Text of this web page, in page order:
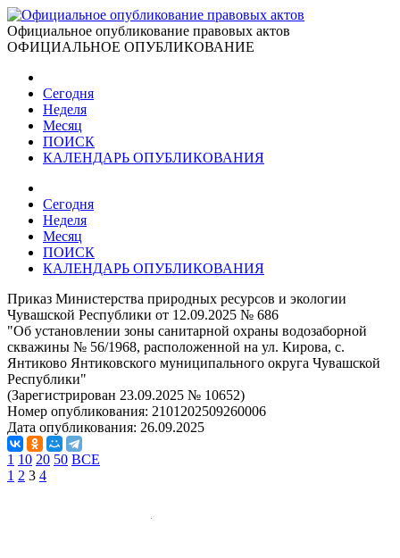
Официальное опубликование правовых актов
ОФИЦИАЛЬНОЕ ОПУБЛИКОВАНИЕ
Сегодня
Неделя
Месяц
ПОИСК
КАЛЕНДАРЬ ОПУБЛИКОВАНИЯ
Сегодня
Неделя
Месяц
ПОИСК
КАЛЕНДАРЬ ОПУБЛИКОВАНИЯ
Приказ Министерства природных ресурсов и экологии
Чувашской Республики от 12.09.2025 № 686
"Об установлении зоны санитарной охраны водозаборной
скважины № 56/1968, расположенной на ул. Кирова, с.
Янтиково Янтиковского муниципального округа Чувашской
Республики"
(Зарегистрирован 23.09.2025 № 10652)
Номер опубликования: 2101202509260006
Дата опубликования: 26.09.2025
1 10 20 50 ВСЕ
1 2 3 4